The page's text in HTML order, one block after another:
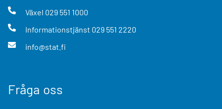
Växel 029 551 1000
Informationstjänst 029 551 2220
info@stat.fi
Fråga oss